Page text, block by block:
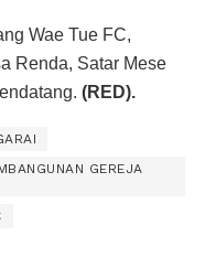
Wae Tue FC,
Renda, Satar Mese
(RED).
GEREJA